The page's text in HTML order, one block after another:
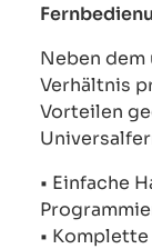
Neben
Verhältnis
Vorteilen
• Einfache
•